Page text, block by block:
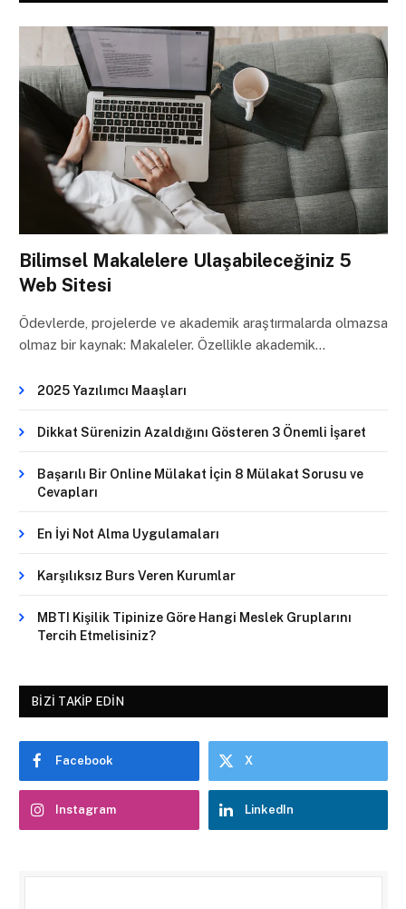
Bilimsel Makalelere Ulaşabileceğiniz 5
Web Sitesi
Ödevlerde, projelerde ve akademik araştırmalarda olmazsa
olmaz bir kaynak: Makaleler. Özellikle akademik…
2025 Yazılımcı Maaşları
Dikkat Sürenizin Azaldığını Gösteren 3 Önemli İşaret
Başarılı Bir Online Mülakat İçin 8 Mülakat Sorusu ve
Cevapları
En İyi Not Alma Uygulamaları
Karşılıksız Burs Veren Kurumlar
MBTI Kişilik Tipinize Göre Hangi Meslek Gruplarını
Tercih Etmelisiniz?
BIZI TAKIP EDIN
Facebook X
Instagram LinkedIn